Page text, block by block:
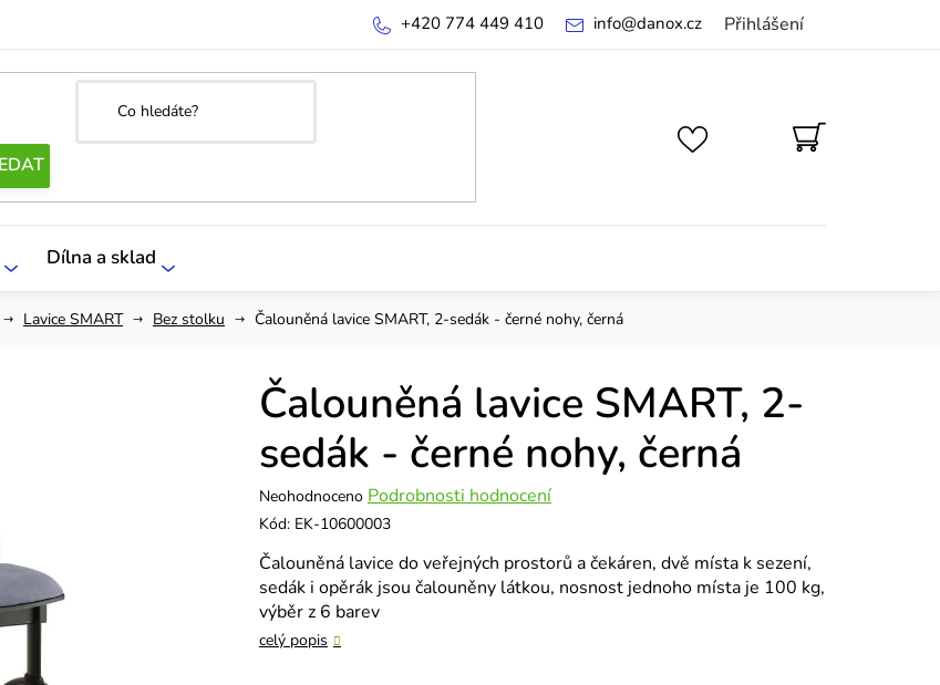
Přihlášení
info@danox.cz
+420 774 449 410
NÁKUPNÍ
KOŠÍK
Dílna a sklad
Lavice SMART Bez stolku Čalouněná lavice SMART, 2-sedák - černé nohy, černá
Čalouněná lavice SMART, 2-
sedák - černé nohy, černá
Průměrné
hodnocení
je
0,0
z
5
Neohodnoceno Podrobnosti hodnocení
Kód: EK-10600003
Čalouněná lavice do veřejných prostorů a čekáren, dvě místa k sezení,
sedák i opěrák jsou čalouněny látkou, nosnost jednoho místa je 100 kg,
výběr z 6 barev
celý popis